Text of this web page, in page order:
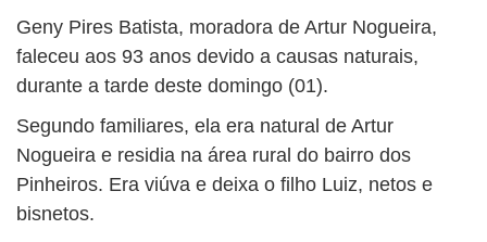
Geny Pires Batista, moradora de Artur Nogueira,
faleceu aos 93 anos devido a causas naturais,
durante a tarde deste domingo (01).
Segundo familiares, ela era natural de Artur
Nogueira e residia na área rural do bairro dos
Pinheiros. Era viúva e deixa o filho Luiz, netos e
bisnetos.